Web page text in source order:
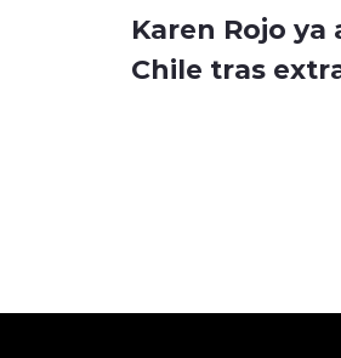
Karen Rojo ya
Chile tras